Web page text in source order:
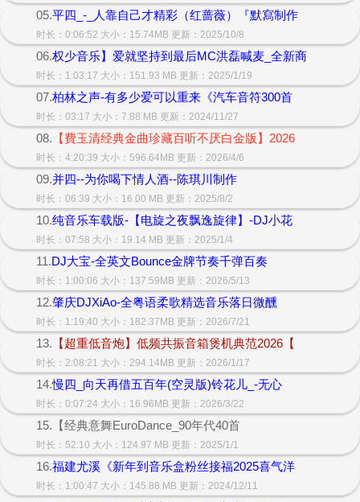
05.平四_-_人靠自己才精彩（红蔷薇）『默寫制作
时长：0:06:52 大小：15.74MB 更新：2025/10/8
06.权少音乐】爱就坚持到最后MC洪磊喊麦_全新商
时长：1:03:17 大小：151.93 MB 更新：2025/1/19
07.柏林之声-有多少爱可以重来《汽车音符300首
时长：03:17 大小：7.88 MB 更新：2024/11/27
08. 【費玉清经典金曲珍藏百听不厌白金版】2026
时长：4:20:39 大小：596.64MB 更新：2026/4/6
09.并四--为你喝下情人酒--陈琪川制作
时长：06:39 大小：16.00 MB 更新：2025/8/2
10.纯音乐车载版-【电旋之夜飘逸旋律】-DJ小花
时长：07:58 大小：19.14 MB 更新：2025/1/4
11.DJ大宝-全英文Bounce金牌节奏千弹百奏
时长：1:00:06 大小：137.59MB 更新：2026/5/13
12.肇庆DJXiAo-全粤语柔歌精选音乐落日微醺
时长：1:19:40 大小：182.37MB 更新：2026/7/21
13. 【超重低音炮】低频共振音箱煲机典范2026【
时长：2:08:21 大小：294.14MB 更新：2026/1/17
14.慢四_向天再借五百年(空灵版)铃花儿_-无心
时长：0:07:24 大小：16.96MB 更新：2026/3/22
15.【经典意舞EuroDance_90年代40首
时长：52:10 大小：124.97 MB 更新：2025/1/1
16.福建尤溪《新年到音乐盒粉丝接福2025喜气洋
时长：1:00:47 大小：145.88 MB 更新：2024/12/11